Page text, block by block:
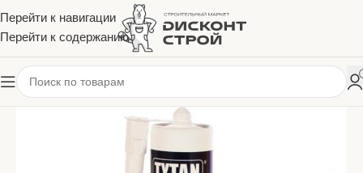
Перейти к навигации
Перейти к содержанию